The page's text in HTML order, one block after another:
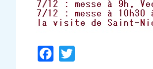
Facebook